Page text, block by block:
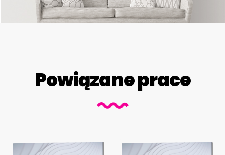
Powiązane prace